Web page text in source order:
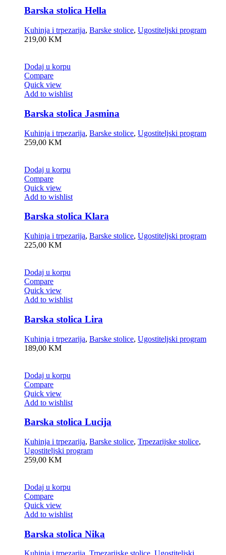
Barska stolica Hella
Kuhinja i trpezarija, Barske stolice, Ugostiteljski program
219,00 KM
Dodaj u korpu
Compare
Quick view
Add to wishlist
Barska stolica Jasmina
Kuhinja i trpezarija, Barske stolice, Ugostiteljski program
259,00 KM
Dodaj u korpu
Compare
Quick view
Add to wishlist
Barska stolica Klara
Kuhinja i trpezarija, Barske stolice, Ugostiteljski program
225,00 KM
Dodaj u korpu
Compare
Quick view
Add to wishlist
Barska stolica Lira
Kuhinja i trpezarija, Barske stolice, Ugostiteljski program
189,00 KM
Dodaj u korpu
Compare
Quick view
Add to wishlist
Barska stolica Lucija
Kuhinja i trpezarija, Barske stolice, Trpezarijske stolice,
Ugostiteljski program
259,00 KM
Dodaj u korpu
Compare
Quick view
Add to wishlist
Barska stolica Nika